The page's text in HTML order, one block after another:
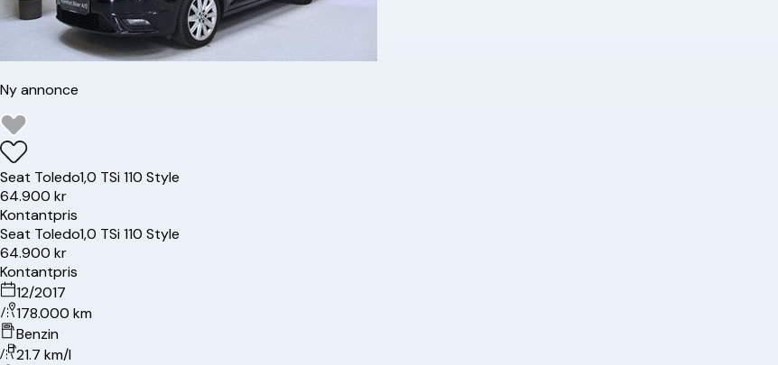
Ny annonce
Seat Toledo1,0 TSi 110 Style
64.900 kr
Kontantpris
Seat Toledo1,0 TSi 110 Style
64.900 kr
Kontantpris
12/2017
178.000 km
Benzin
21.7 km/l